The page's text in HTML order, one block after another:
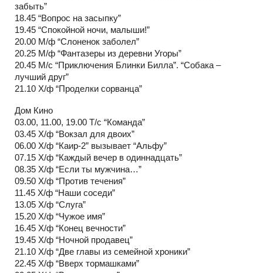
забыть”
18.45 “Вопрос на засыпку”
19.45 “Спокойной ночи, малыши!”
20.00 М/ф “Слоненок заболел”
20.25 М/ф “Фантазеры из деревни Угоры”
20.45 М/с “Приключения Блинки Билла”. “Собака –
лучший друг”
21.10 Х/ф “Проделки сорванца”
Дом Кино
03.00, 11.00, 19.00 Т/с “Команда”
03.45 Х/ф “Вокзал для двоих”
06.00 Х/ф “Каир-2” вызывает “Альфу”
07.15 Х/ф “Каждый вечер в одиннадцать”
08.35 Х/ф “Если ты мужчина…”
09.50 Х/ф “Против течения”
11.45 Х/ф “Наши соседи”
13.05 Х/ф “Слуга”
15.20 Х/ф “Чужое имя”
16.45 Х/ф “Конец вечности”
19.45 Х/ф “Ночной продавец”
21.10 Х/ф “Две главы из семейной хроники”
22.45 Х/ф “Вверх тормашками”